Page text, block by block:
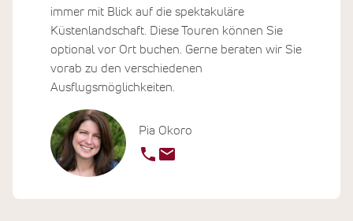
Pia Okoro
immer mit Blick auf die spektakuläre
Küstenlandschaft. Diese Touren können Sie
optional vor Ort buchen. Gerne beraten wir Sie
vorab zu den verschiedenen
Ausflugsmöglichkeiten.